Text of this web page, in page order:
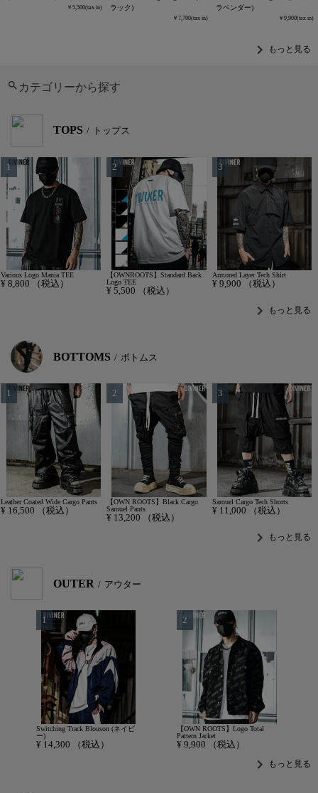
5,500
ラック)
7,700
ラベンダー)
9,900
chevron_right もっと見る
カテゴリーから探す
TOPS トップス
Various Logo Mania TEE
¥ 8,800 （税込）
【OWNROOTS】Standard Back
Logo TEE
¥ 5,500 （税込）
Armored Layer Tech Shirt
¥ 9,900 （税込）
chevron_right もっと見る
BOTTOMS ボトムス
Leather Coated Wide Cargo Pants
¥ 16,500 （税込）
【OWN ROOTS】Black Cargo
Sarouel Pants
¥ 13,200 （税込）
Sarouel Cargo Tech Shorts
¥ 11,000 （税込）
chevron_right もっと見る
OUTER アウター
Switching Track Blouson (ネイビ
ー)
¥ 14,300 （税込）
【OWN ROOTS】Logo Total
Pattern Jacket
¥ 9,900 （税込）
chevron_right もっと見る